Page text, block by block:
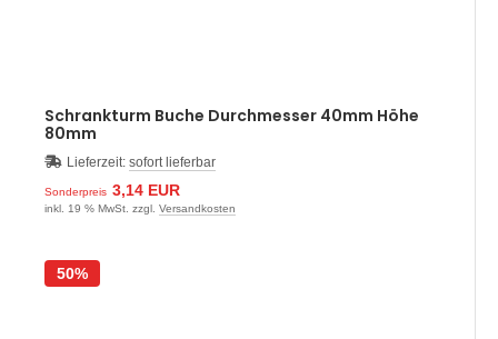
Schrankturm Buche Durchmesser 40mm Höhe
80mm
Lieferzeit: sofort lieferbar
Sonderpreis 3,14 EUR
inkl. 19 % MwSt. zzgl. Versandkosten
50%